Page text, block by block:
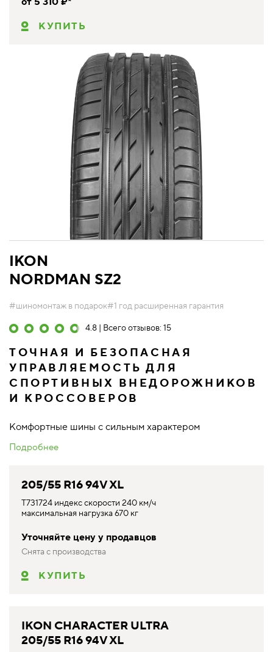
КУПИТЬ
IKON
NORDMAN SZ2
#шиномонтаж в подарок#1 год расширенная гарантия
4.8 | Всего отзывов: 15
ТОЧНАЯ И БЕЗОПАСНАЯ
УПРАВЛЯЕМОСТЬ ДЛЯ
СПОРТИВНЫХ ВНЕДОРОЖНИКОВ
И КРОССОВЕРОВ
Комфортные шины с сильным характером
Подробнее
205/55 R16 94V XL
T731724 индекс скорости 240 км/ч
максимальная нагрузка 670 кг
Уточняйте цену у продавцов
Снята с производства
КУПИТЬ
IKON CHARACTER ULTRA
205/55 R16 94V XL